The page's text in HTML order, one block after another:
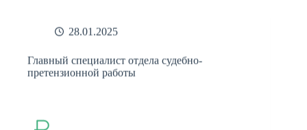
28.01.2025
Главный специалист отдела судебно-
претензионной работы